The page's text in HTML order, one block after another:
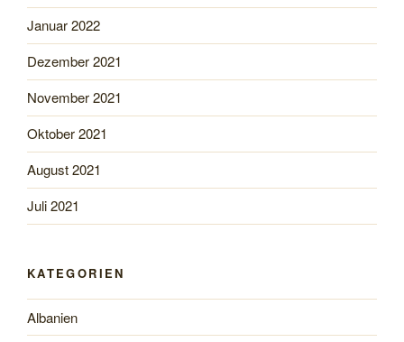
Januar 2022
Dezember 2021
November 2021
Oktober 2021
August 2021
Juli 2021
KATEGORIEN
Albanien